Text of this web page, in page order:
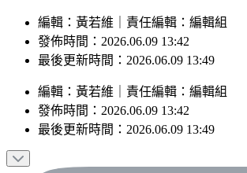
編輯：黃若維｜責任編輯：編輯組
發佈時間：2026.06.09 13:42
最後更新時間：2026.06.09 13:49
編輯 ： 黃若維 責任編輯 ： 編輯組
發佈時間： 2026.06.09 13:42
最後更新時間： 2026.06.09 13:49